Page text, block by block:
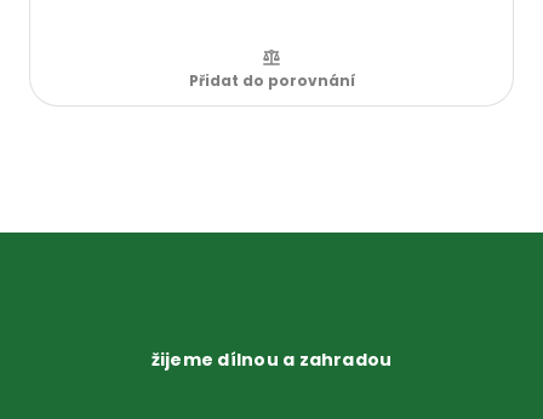
Přidat do porovnání
žijeme dílnou a zahradou